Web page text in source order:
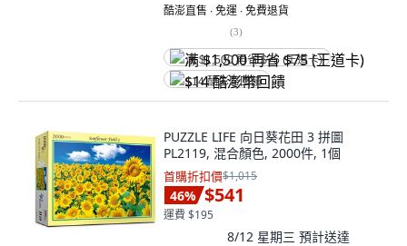
酷澎直售 ∙ 免運 ∙ 免費退貨
(3)
满 $1,500 再省 $75 (王道卡)
$14 酷澎幣回饋
PUZZLE LIFE 向日葵花田 3 拼圖
PL2119, 混合顏色, 2000件, 1個
首購折扣價$1,015
46% $541
運費 $195
8/12 星期三 預計送達